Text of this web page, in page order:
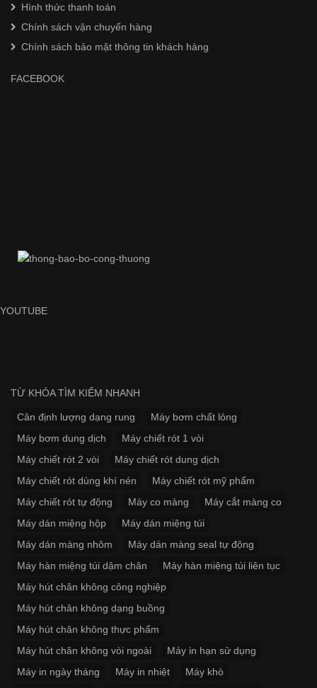
Hình thức thanh toán
Chính sách vận chuyển hàng
Chính sách bảo mật thông tin khách hàng
FACEBOOK
YOUTUBE
TỪ KHÓA TÌM KIẾM NHANH
Cân định lượng dạng rung
Máy bơm chất lỏng
Máy bơm dung dịch
Máy chiết rót 1 vòi
Máy chiết rót 2 vòi
Máy chiết rót dung dịch
Máy chiết rót dùng khí nén
Máy chiết rót mỹ phẩm
Máy chiết rót tự động
Máy co màng
Máy cắt màng co
Máy dán miệng hộp
Máy dán miệng túi
Máy dán màng nhôm
Máy dán màng seal tự động
Máy hàn miệng túi dậm chân
Máy hàn miệng túi liên tục
Máy hút chân không công nghiệp
Máy hút chân không dạng buồng
Máy hút chân không thực phẩm
Máy hút chân không vòi ngoài
Máy in hạn sử dụng
Máy in ngày tháng
Máy in nhiệt
Máy khò